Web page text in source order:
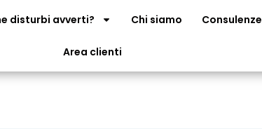
disturbi avverti? Chi siamo Consulenze
Area clienti